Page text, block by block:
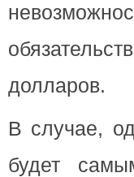
долларов.
В случае,
будет